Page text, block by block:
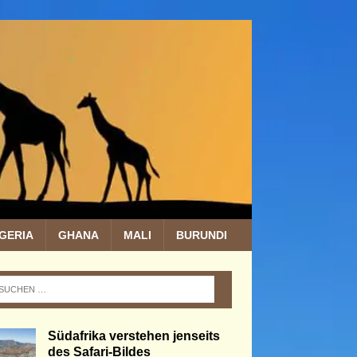
GHANA MALI BURUNDI
Südafrika verstehen jenseits
des Safari-Bildes